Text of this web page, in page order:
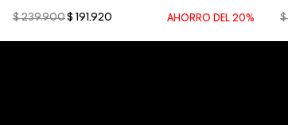
$ 239.900$ 191.920 AHORRO DEL 20% $